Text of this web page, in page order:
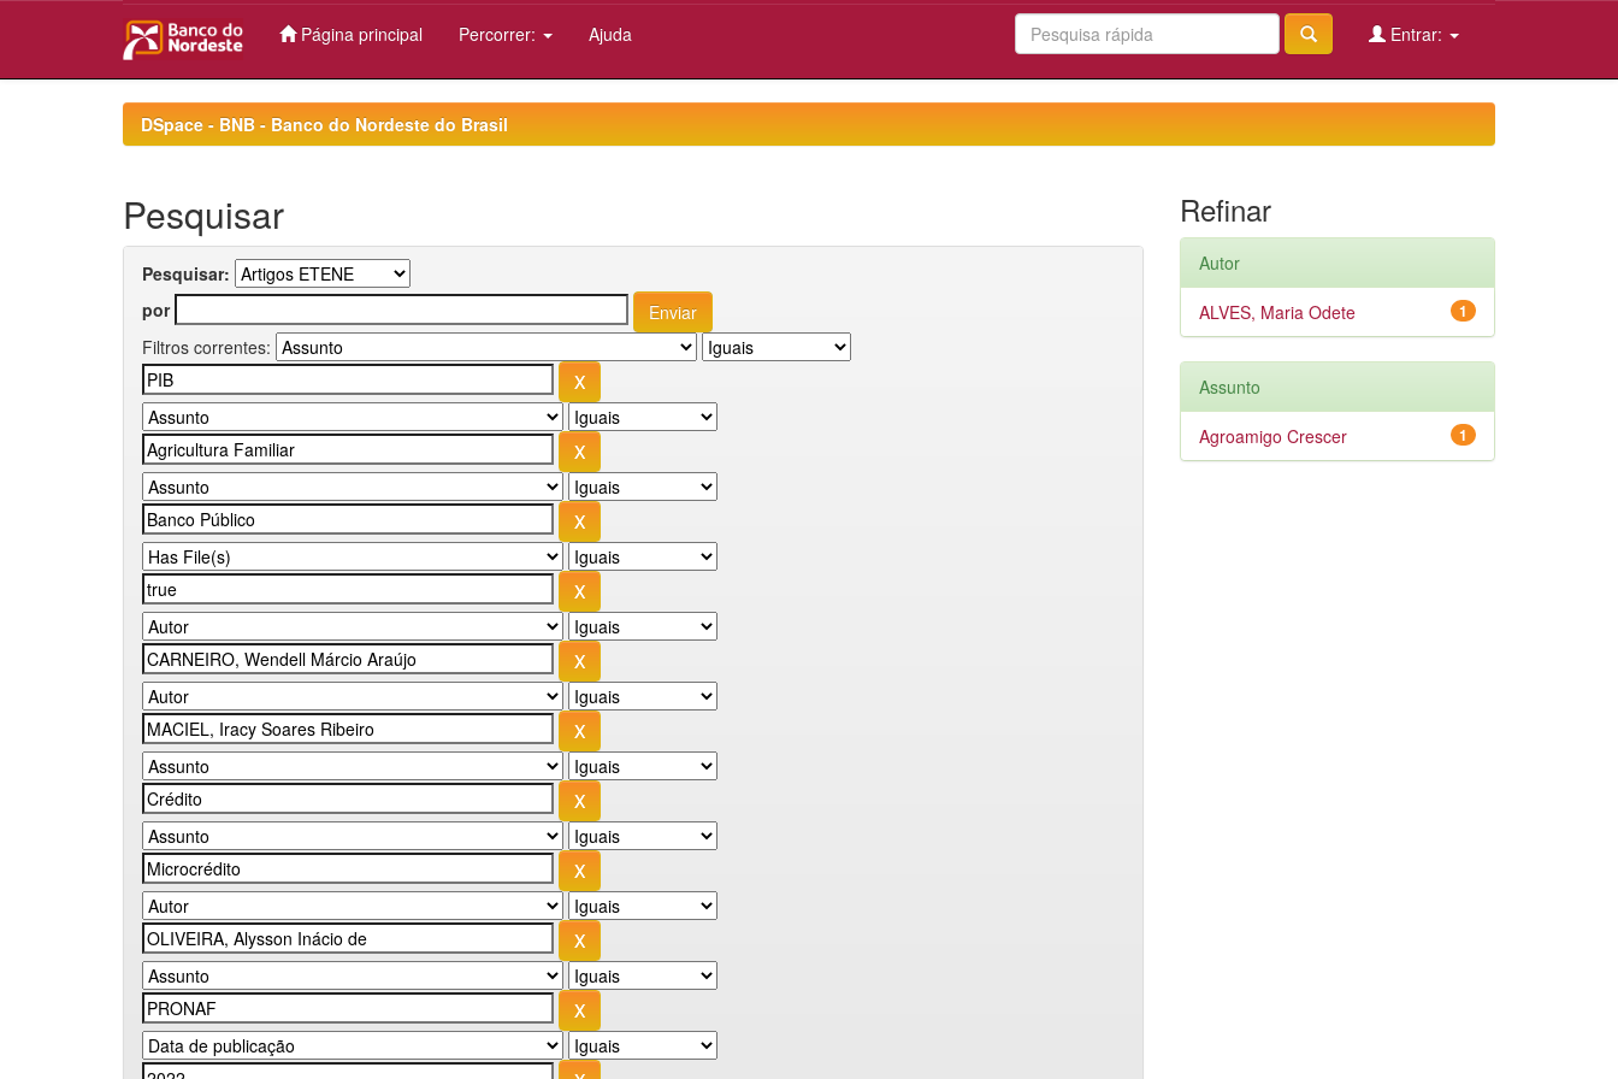
Página principal Percorrer: Ajuda Entrar:
DSpace - BNB - Banco do Nordeste do Brasil
Pesquisar
Pesquisar:
por
Filtros correntes:
Refinar
Autor
1
ALVES, Maria Odete
Assunto
1
Agroamigo Crescer